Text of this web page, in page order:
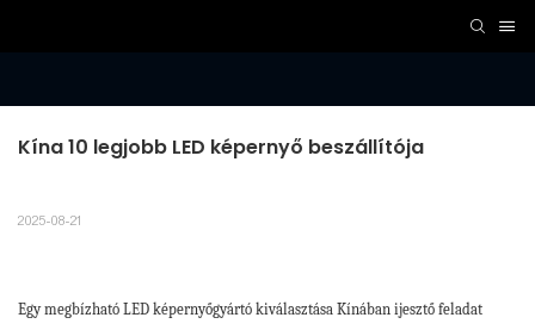
Kína 10 legjobb LED képernyő beszállítója
2025-08-21
Egy megbízható LED képernyőgyártó kiválasztása Kínában ijesztő feladat